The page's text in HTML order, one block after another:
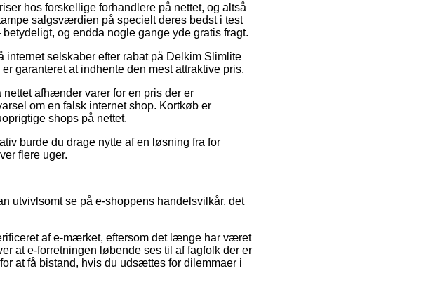
hos forskellige forhandlere på nettet, og altså
salgsværdien på specielt deres bedst i test
og endda nogle gange yde gratis fragt.
internet selskaber efter rabat på Delkim Slimlite
garanteret at indhente den mest attraktive pris.
afhænder varer for en pris der er
om en falsk internet shop. Kortkøb er
shops på nettet.
burde du drage nytte af en løsning fra for
flere uger.
utvivlsomt se på e-shoppens handelsvilkår, det
af e-mærket, eftersom det længe har været
at e-forretningen løbende ses til af fagfolk der er
at få bistand, hvis du udsættes for dilemmaer i